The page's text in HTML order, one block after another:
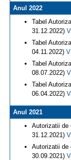
Anul 2022
Tabel
31.12.2022)
Tabel
04.11.2022)
Tabel
08.07.2022)
Tabel
06.04.2022)
Anul 2021
Autorizatii de
31.12.2021)
Autorizatii de
30.09.2021)